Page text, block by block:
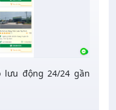
lưu động 24/24 gần